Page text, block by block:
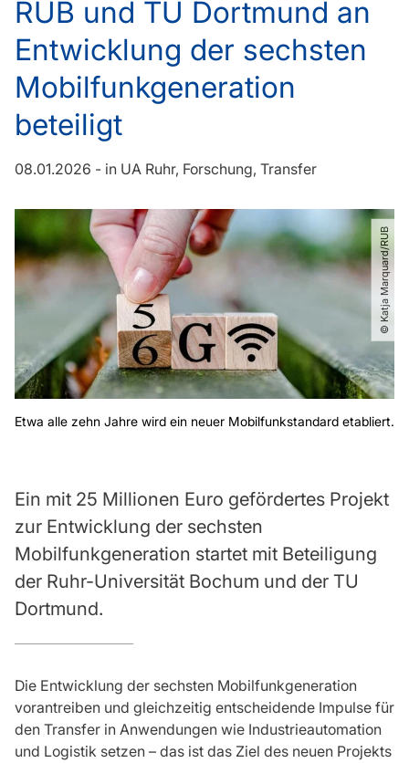
RUB und TU Dortmund an
Entwicklung der sechsten
Mobilfunkgeneration
beteiligt
08.01.2026 - in UA Ruhr Forschung Transfer
© Katja Marquard​/​RUB
Etwa alle zehn Jahre wird ein neuer Mobilfunkstandard etabliert.
Ein mit 25 Millionen Euro gefördertes Projekt
zur Entwicklung der sechsten
Mobilfunkgeneration startet mit Beteiligung
der Ruhr-Universität Bochum und der TU
Dortmund.
Die Entwicklung der sechsten Mobilfunkgeneration
vorantreiben und gleichzeitig entscheidende Impulse für
den Transfer in Anwendungen wie Industrieautomation
und Logistik setzen – das ist das Ziel des neuen Projekts